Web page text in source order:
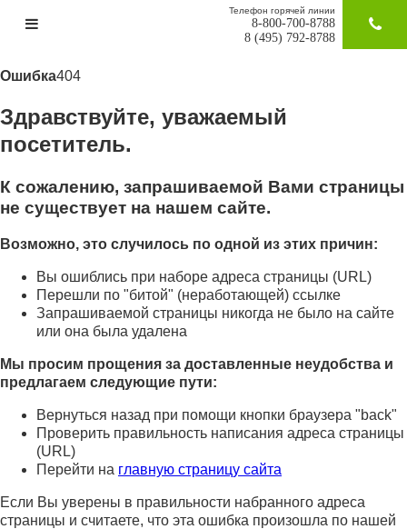
Телефон горячей линии
8-800-700-8788
8 (495) 792-8788
Ошибка404
Здравствуйте, уважаемый
посетитель.
К сожалению, запрашиваемой Вами страницы
не существует на нашем сайте.
Возможно, это случилось по одной из этих причин:
Вы ошиблись при наборе адреса страницы (URL)
Перешли по "битой" (неработающей) ссылке
Запрашиваемой страницы никогда не было на сайте
или она была удалена
Мы просим прощения за доставленные неудобства и
предлагаем следующие пути:
Вернуться назад при помощи кнопки браузера "back"
Проверить правильность написания адреса страницы
(URL)
Перейти на главную страницу сайта
Если Вы уверены в правильности набранного адреса
страницы и считаете, что эта ошибка произошла по нашей